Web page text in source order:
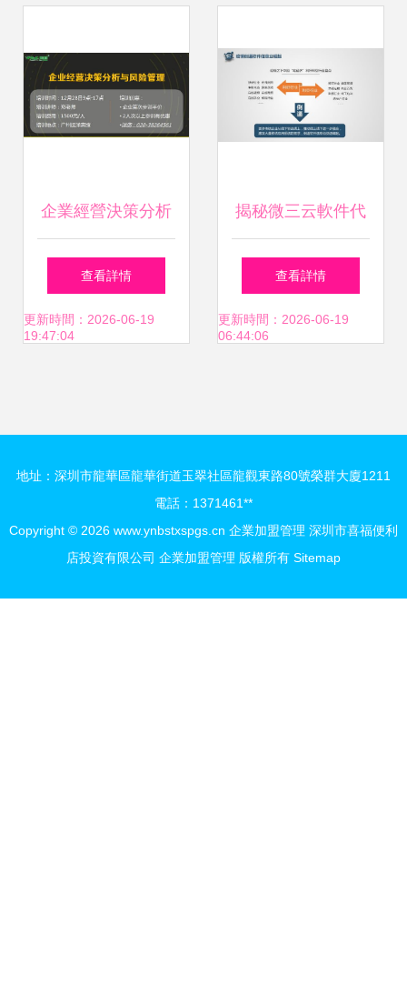
企業經營決策分析
與風險管理公開課
智慧投資與信息咨
查看詳情
更新時間：2026-06-19
19:47:04
揭秘微三云軟件代
理 如何通過源碼代
理與加盟開啟電商
查看詳情
更新時間：2026-06-19
06:44:06
地址：深圳市龍華區龍華街道玉翠社區龍觀東路80號榮群大廈1211
電話：1371461**
Copyright © 2026 www.ynbstxspgs.cn 企業加盟管理 深圳市喜福便利
店投資有限公司 企業加盟管理 版權所有 Sitemap